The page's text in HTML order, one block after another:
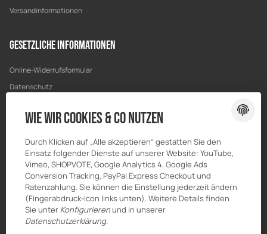
Versandinformationen
Gesetzliche Informationen
Online-Widerrufsformular
Datenschutz
Sitemap
Impressum
Batteriegesetzhinweise
Widerrufsrecht
Wie wir Cookies & Co nutzen
Durch Klicken auf „Alle akzeptieren“ gestatten Sie den
Einsatz folgender Dienste auf unserer Website: YouTube,
Vimeo, SHOPVOTE, Google Analytics 4, Google Ads
Conversion Tracking, PayPal Express Checkout und
Ratenzahlung. Sie können die Einstellung jederzeit ändern
(Fingerabdruck-Icon links unten). Weitere Details finden
Sie unter Konfigurierenund in unserer
Datenschutzerklärung.